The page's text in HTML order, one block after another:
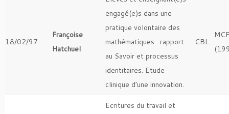
18/02/97
Françoise
Hatchuel
engagé(e)s dans une
pratique volontaire des
mathématiques : rapport
au Savoir et processus
identitaires. Etude
clinique d’une innovation.
CBL
Ecritures du travail et